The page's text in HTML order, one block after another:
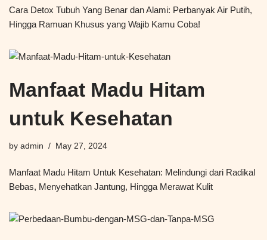
Cara Detox Tubuh Yang Benar dan Alami: Perbanyak Air Putih,
Hingga Ramuan Khusus yang Wajib Kamu Coba!
Manfaat Madu Hitam
untuk Kesehatan
by admin May 27, 2024
Manfaat Madu Hitam Untuk Kesehatan: Melindungi dari Radikal
Bebas, Menyehatkan Jantung, Hingga Merawat Kulit